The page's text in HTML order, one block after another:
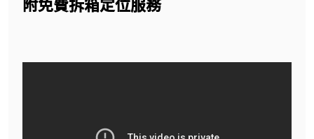
附免費拆箱定位服務